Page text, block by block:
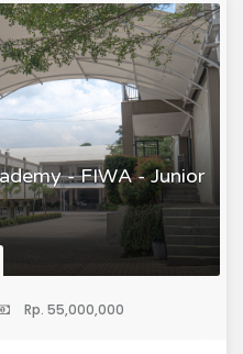
- FIWA - Junior
Rp. 55,000,000